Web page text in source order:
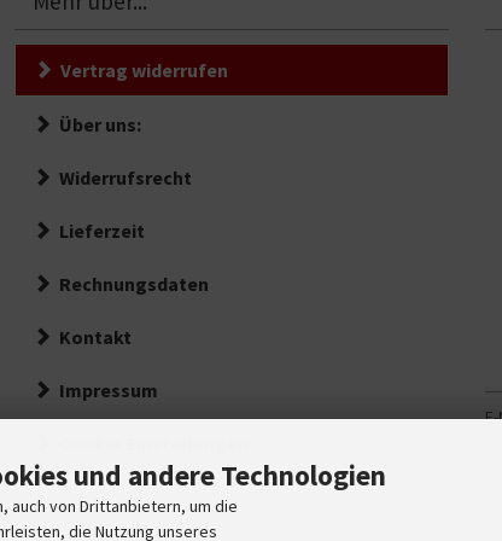
Vertrag widerrufen
Über uns:
Widerrufsrecht
Lieferzeit
Rechnungsdaten
Kontakt
Impressum
und andere Technologien
auch von Drittanbietern, um die
die Nutzung unseres